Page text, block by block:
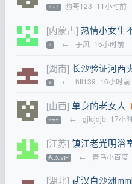
⭐⭐⭐ 豹哥123 11小时前
[内蒙古] 热情小女生
⭐ ← 于风 15小时前
[湖南] 长沙验证河西
⭐ ← htl139 16小时前
[山西] 单身的老女人
⭐⭐⭐ ← gjtcjdjb 17小
[江苏] 镇江老光明浴
永.久VIP ← 青鸟小百度
[湖北] 武汉白沙洲